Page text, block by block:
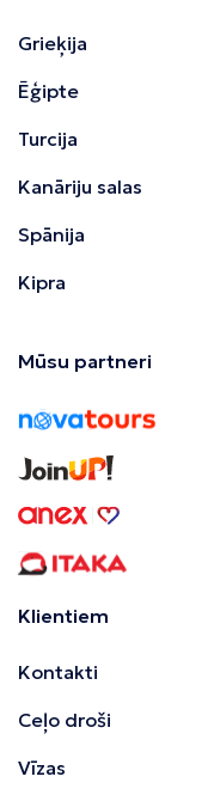
Grieķija
Ēģipte
Turcija
Kanāriju salas
Spānija
Kipra
Mūsu partneri
Klientiem
Kontakti
Ceļo droši
Vīzas